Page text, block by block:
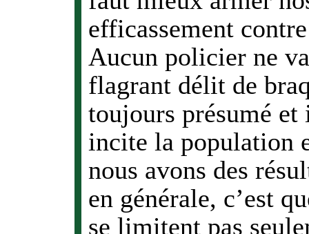
efficassement
Aucun policier ne
flagrant délit de
toujours présumé
incite la population
nous avons des
en générale, c’est
se limitent pas